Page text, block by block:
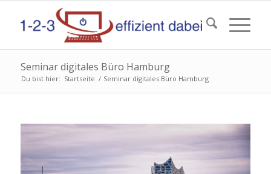
Seminar digitales Büro Hamburg
Du bist hier: Startseite / Seminar digitales Büro Hamburg